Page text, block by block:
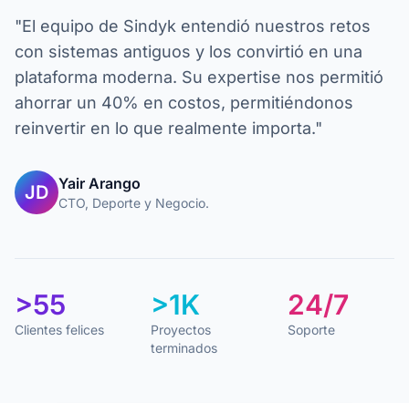
"El equipo de Sindyk entendió nuestros retos
con sistemas antiguos y los convirtió en una
plataforma moderna. Su expertise nos permitió
ahorrar un 40% en costos, permitiéndonos
reinvertir en lo que realmente importa."
JD Yair Arango
CTO, Deporte y Negocio.
>55
Clientes felices
>1K
Proyectos
terminados
24/7
Soporte